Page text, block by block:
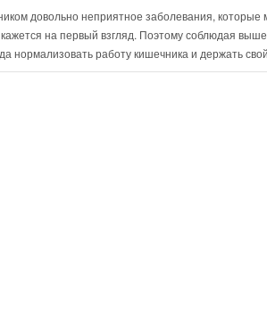
довольно неприятное заболевания, которые
на первый взгляд. Поэтому соблюдая
нормализовать работу кишечника и держать